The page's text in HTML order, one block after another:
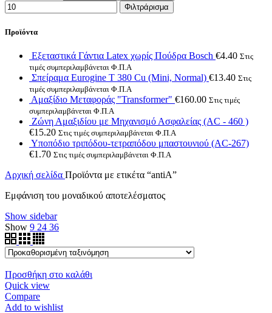
Φιλτράρισμα
Προϊόντα
Εξεταστικά Γάντια Latex χωρίς Πούδρα Bosch €4.40 Στις
τιμές συμπεριλαμβάνεται Φ.Π.Α
Σπείραμα Eurogine Τ 380 Cu (Mini, Normal) €13.40 Στις
τιμές συμπεριλαμβάνεται Φ.Π.Α
Αμαξίδιο Μεταφοράς "Transformer" €160.00 Στις τιμές
συμπεριλαμβάνεται Φ.Π.Α
Ζώνη Αμαξιδίου με Μηχανισμό Ασφαλείας (AC - 460 )
€15.20 Στις τιμές συμπεριλαμβάνεται Φ.Π.Α
Υποπόδιο τριπόδου-τετραπόδου μπαστουνιού (AC-267)
€1.70 Στις τιμές συμπεριλαμβάνεται Φ.Π.Α
Αρχική σελίδα Προϊόντα με ετικέτα “antiA”
Εμφάνιση του μοναδικού αποτελέσματος
Show sidebar
Show 9 24 36
Προσθήκη στο καλάθι
Quick view
Compare
Add to wishlist